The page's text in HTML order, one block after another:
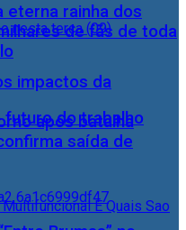
impactos da
futuro do trabalho
eterna rainha dos
de fãs de toda
após batalha
saída de